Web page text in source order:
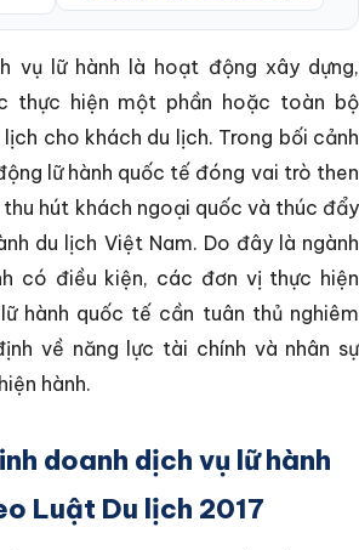
vụ lữ hành là hoạt động xây dựng,
thực hiện một phần hoặc toàn bộ
cho khách du lịch. Trong bối cảnh
lữ hành quốc tế đóng vai trò then
hút khách ngoại quốc và thúc đẩy
du lịch Việt Nam. Do đây là ngành
có điều kiện, các đơn vị thực hiện
hành quốc tế cần tuân thủ nghiêm
về năng lực tài chính và nhân sự
hành.
doanh dịch vụ lữ hành
Luật Du lịch 2017